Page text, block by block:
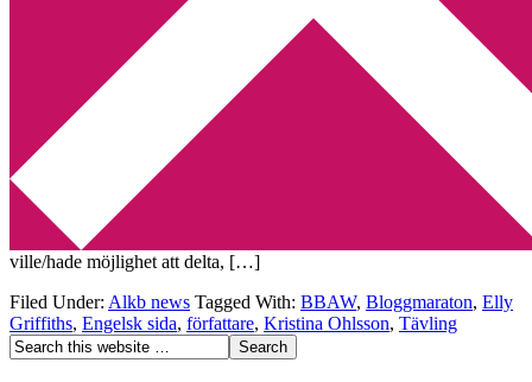
Utskriftscentralen
Min tv-blogg
You are here:Home Archives for Engelsk sida
Alkb news (II)
2010-07-23 Annika
Den 12 – 16 juli gick ett första Bloggmaraton av stapeln och det
blev något av en succé. Inte för att det var överdrivet många som
ville/hade möjlighet att delta, […]
Filed Under: Alkb news Tagged With: BBAW, Bloggmaraton, Elly
Griffiths, Engelsk sida, författare, Kristina Ohlsson, Tävling